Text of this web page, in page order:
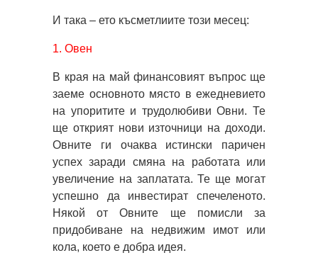
И така – ето късметлиите този месец:
1. Овен
В края на май финансовият въпрос ще
заеме основното място в ежедневието
на упоритите и трудолюбиви Овни. Те
ще открият нови източници на доходи.
Овните ги очаква истински паричен
успех заради смяна на работата или
увеличение на заплатата. Те ще могат
успешно да инвестират спечеленото.
Някой от Овните ще помисли за
придобиване на недвижим имот или
кола, което е добра идея.